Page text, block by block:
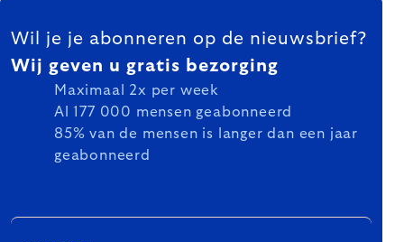
FOOTER
Wil je je abonneren op de nieuwsbrief?
Wij geven u gratis bezorging
Maximaal 2x per week
Al 177 000 mensen geabonneerd
85% van de mensen is langer dan een jaar
geabonneerd